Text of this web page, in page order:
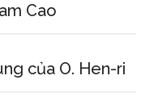
Cao
của O. Hen-ri